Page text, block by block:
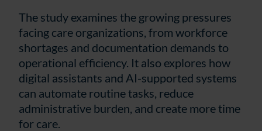
The study examines the growing pressures
facing care organizations, from workforce
shortages and documentation demands to
operational efficiency. It also explores how
digital assistants and AI-supported systems
can automate routine tasks, reduce
administrative burden, and create more time
for care.